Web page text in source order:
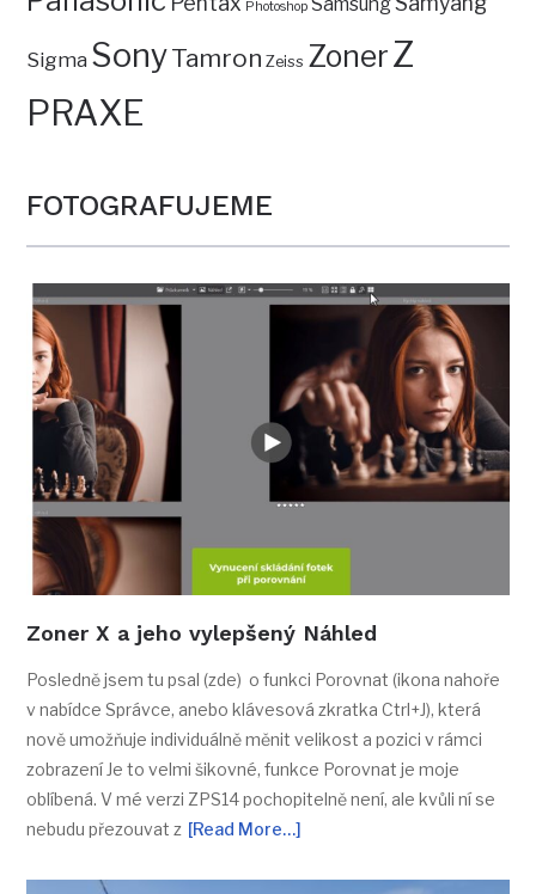
Photoshop
Sigma SonyTamron Zeiss ZonerZ
PRAXE
FOTOGRAFUJEME
Zoner X a jeho vylepšený Náhled
Posledně jsem tu psal (zde) o funkci Porovnat (ikona nahoře
v nabídce Správce, anebo klávesová zkratka Ctrl+J), která
nově umožňuje individuálně měnit velikost a pozici v rámci
zobrazení Je to velmi šikovné, funkce Porovnat je moje
oblíbená. V mé verzi ZPS14 pochopitelně není, ale kvůli ní se
nebudu přezouvat z [Read More…]